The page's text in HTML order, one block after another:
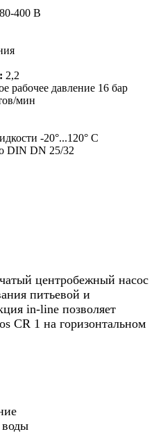
400 В
2,2
рабочее давление 16 бар
мин
-20°...120° C
DIN DN 25/32
центробежный насос
питьевой и
in-line позволяет
CR 1 на горизонтальном
воды